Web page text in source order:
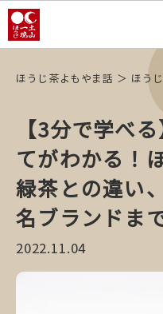
ほうじ茶よもやま話 ほう
【3分で学べ
てがわかる！
緑茶との違い
名ブランドま
2022.11.04